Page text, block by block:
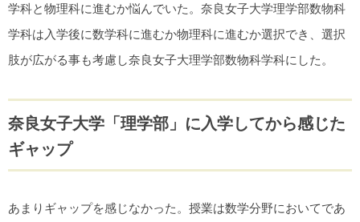
学科と物理科に進むか悩んでいた。奈良女子大学理学部数物科
学科は入学後に数学科に進むか物理科に進むか選択でき、選択
肢が広がる事も考慮し奈良女子大理学部数物科学科にした。
奈良女子大学「理学部」に入学してから感じた
ギャップ
あまりギャップを感じなかった。授業は数学分野においてであ